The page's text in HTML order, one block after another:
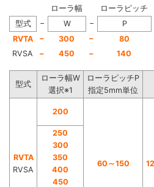
ローラ幅 ローラピッチ
型式
− W − P
RVTA
− 300 − 80
RVSA
− 450 − 140
型式
ローラ幅W
選択※1
ローラピッチP
指定5mm単位
RVTA
RVSA
200
60～150
250
300
350
400
450